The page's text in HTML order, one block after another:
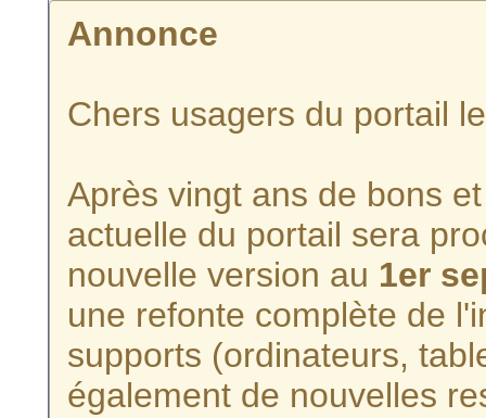
Annonce
Chers usagers du portail
Après vingt ans de bons
actuelle du portail sera
nouvelle version au 1er
une refonte complète de
supports (ordinateurs,
également de nouvelles